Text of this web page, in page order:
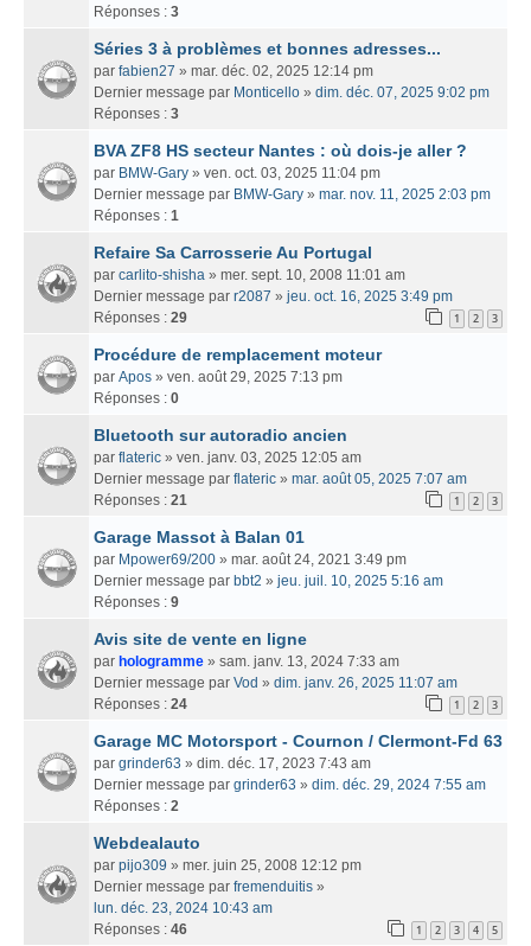
Réponses : 3
Séries 3 à problèmes et bonnes adresses...
par fabien27 » mar. déc. 02, 2025 12:14 pm
Dernier message par Monticello » dim. déc. 07, 2025 9:02 pm
Réponses : 3
BVA ZF8 HS secteur Nantes : où dois-je aller ?
par BMW-Gary » ven. oct. 03, 2025 11:04 pm
Dernier message par BMW-Gary » mar. nov. 11, 2025 2:03 pm
Réponses : 1
Refaire Sa Carrosserie Au Portugal
par carlito-shisha » mer. sept. 10, 2008 11:01 am
Dernier message par r2087 » jeu. oct. 16, 2025 3:49 pm
Réponses : 29 1 2 3
Procédure de remplacement moteur
par Apos » ven. août 29, 2025 7:13 pm
Réponses : 0
Bluetooth sur autoradio ancien
par flateric » ven. janv. 03, 2025 12:05 am
Dernier message par flateric » mar. août 05, 2025 7:07 am
Réponses : 21 1 2 3
Garage Massot à Balan 01
par Mpower69/200 » mar. août 24, 2021 3:49 pm
Dernier message par bbt2 » jeu. juil. 10, 2025 5:16 am
Réponses : 9
Avis site de vente en ligne
par hologramme » sam. janv. 13, 2024 7:33 am
Dernier message par Vod » dim. janv. 26, 2025 11:07 am
Réponses : 24 1 2 3
Garage MC Motorsport - Cournon / Clermont-Fd 63
par grinder63 » dim. déc. 17, 2023 7:43 am
Dernier message par grinder63 » dim. déc. 29, 2024 7:55 am
Réponses : 2
Webdealauto
par pijo309 » mer. juin 25, 2008 12:12 pm
Dernier message par fremenduitis »
lun. déc. 23, 2024 10:43 am
Réponses : 46 1 2 3 4 5